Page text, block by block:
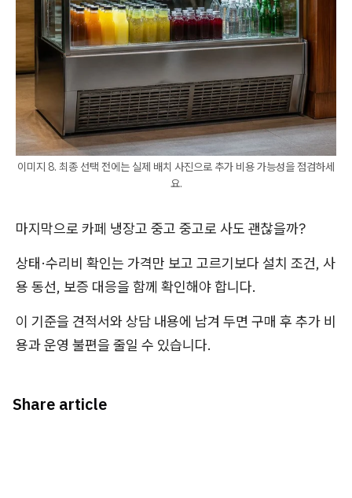
이미지 8. 최종 선택 전에는 실제 배치 사진으로 추가 비용 가능성을 점검하세
요.
마지막으로 카페 냉장고 중고 중고로 사도 괜찮을까?
상태·수리비 확인는 가격만 보고 고르기보다 설치 조건, 사
용 동선, 보증 대응을 함께 확인해야 합니다.
이 기준을 견적서와 상담 내용에 남겨 두면 구매 후 추가 비
용과 운영 불편을 줄일 수 있습니다.
Share article